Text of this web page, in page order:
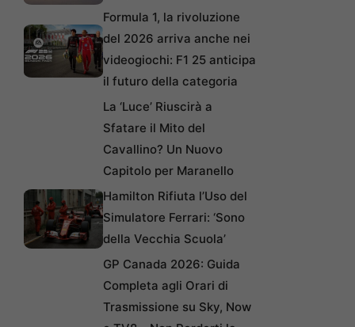
Formula 1, la rivoluzione
del 2026 arriva anche nei
videogiochi: F1 25 anticipa
il futuro della categoria
La ‘Luce’ Riuscirà a
Sfatare il Mito del
Cavallino? Un Nuovo
Capitolo per Maranello
Hamilton Rifiuta l’Uso del
Simulatore Ferrari: ‘Sono
della Vecchia Scuola’
GP Canada 2026: Guida
Completa agli Orari di
Trasmissione su Sky, Now